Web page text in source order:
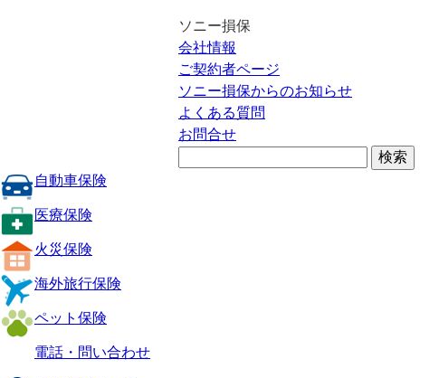
ソニー損保
会社情報
ご契約者ページ
ソニー損保からのお知らせ
よくある質問
お問合せ
自動車保険
医療保険
火災保険
海外旅行保険
ペット保険
電話・問い合わせ